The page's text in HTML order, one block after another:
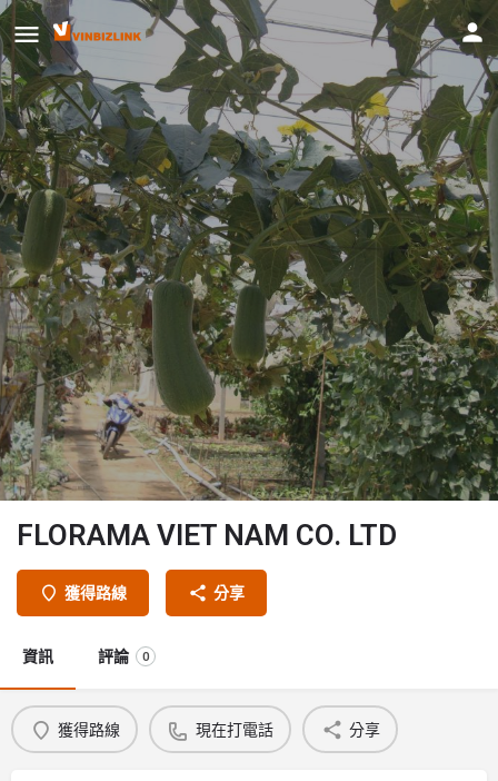
FLORAMA VIET NAM CO. LTD
獲得路線 分享
資訊 評論 0
獲得路線 現在打電話 分享